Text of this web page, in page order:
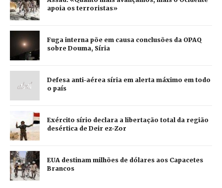
apoia os terroristas»
Fuga interna põe em causa conclusões da OPAQ
sobre Douma, Síria
Defesa anti-aérea síria em alerta máximo em todo
o país
Exército sírio declara a libertação total da região
desértica de Deir ez-Zor
EUA destinam milhões de dólares aos Capacetes
Brancos